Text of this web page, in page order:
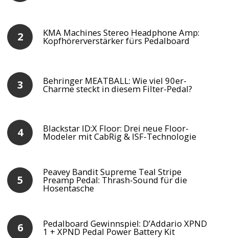
KMA Machines Stereo Headphone Amp:
Kopfhörerverstärker fürs Pedalboard
Behringer MEATBALL: Wie viel 90er-
Charme steckt in diesem Filter-Pedal?
Blackstar ID:X Floor: Drei neue Floor-
Modeler mit CabRig & ISF-Technologie
Peavey Bandit Supreme Teal Stripe
Preamp Pedal: Thrash-Sound für die
Hosentasche
Pedalboard Gewinnspiel: D’Addario XPND
1 + XPND Pedal Power Battery Kit